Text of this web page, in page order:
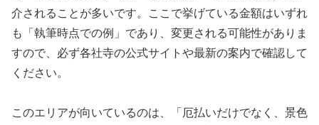
介されることが多いです。ここで挙げている金額はいずれ
も「執筆時点での例」であり、変更される可能性がありま
すので、必ず各社寺の公式サイトや最新の案内で確認して
ください。
このエリアが向いているのは、「厄払いだけでなく、景色